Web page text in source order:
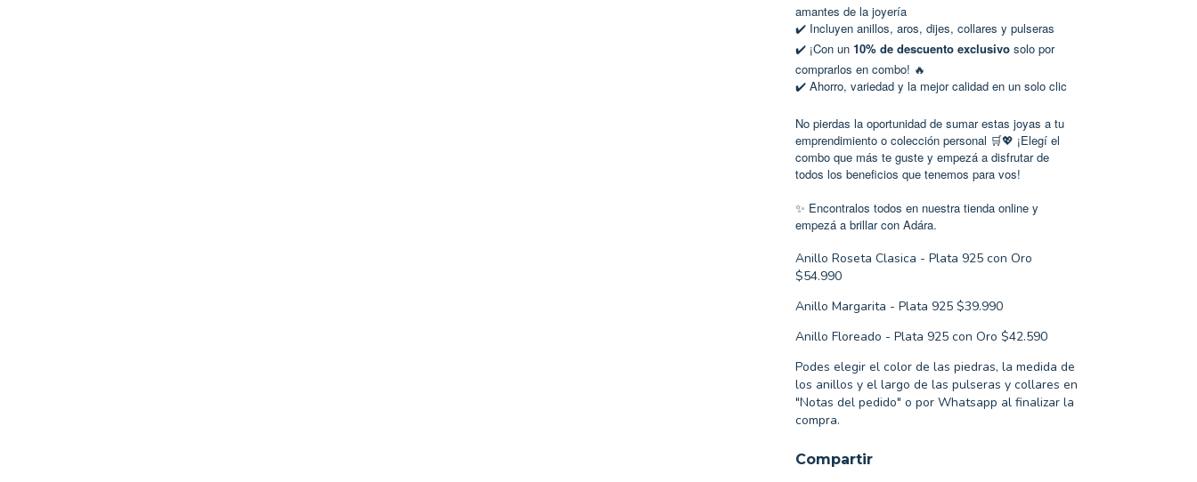
amantes de la joyería
✔️ Incluyen anillos, aros, dijes, collares y pulseras
✔️ ¡Con un 10% de descuento exclusivo solo por
comprarlos en combo! 🔥
✔️ Ahorro, variedad y la mejor calidad en un solo clic
No pierdas la oportunidad de sumar estas joyas a tu
emprendimiento o colección personal 🛒💖 ¡Elegí el
combo que más te guste y empezá a disfrutar de
todos los beneficios que tenemos para vos!
✨ Encontralos todos en nuestra tienda online y
empezá a brillar con Adára.
Anillo Roseta Clasica - Plata 925 con Oro
$54.990
Anillo Margarita - Plata 925 $39.990
Anillo Floreado - Plata 925 con Oro $42.590
Podes elegir el color de las piedras, la medida de
los anillos y el largo de las pulseras y collares en
"Notas del pedido" o por Whatsapp al finalizar la
compra.
Compartir